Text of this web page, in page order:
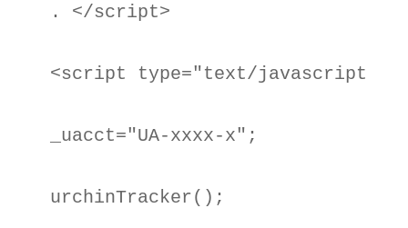
. </script>
<script type="text/javascript">
_uacct="UA-xxxx-x";
urchinTracker();